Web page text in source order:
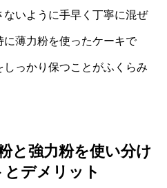
いように手早く丁寧に混ぜ
薄力粉を使ったケーキで
っかり保つことがふくらみ
と強力粉を使い分け
デメリット